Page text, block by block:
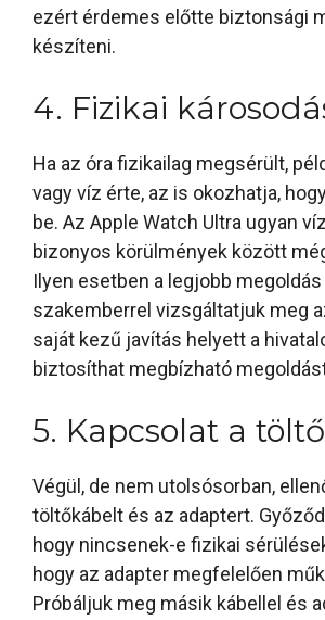
ezért érdemes előtte biztonsági
készíteni.
4. Fizikai
Ha az óra fizikailag megsérült,
vagy víz érte, az is okozhatja,
be. Az Apple Watch Ultra ugyan
bizonyos körülmények között
Ilyen esetben a legjobb megoldás
szakemberrel vizsgáltatjuk meg
saját kezű javítás helyett a
biztosíthat megbízható
5. Kapcsolat a
Végül, de nem utolsósorban,
töltőkábelt és az adaptert.
hogy nincsenek-e fizikai
hogy az adapter megfelelően
Próbáljuk meg másik kábellel és